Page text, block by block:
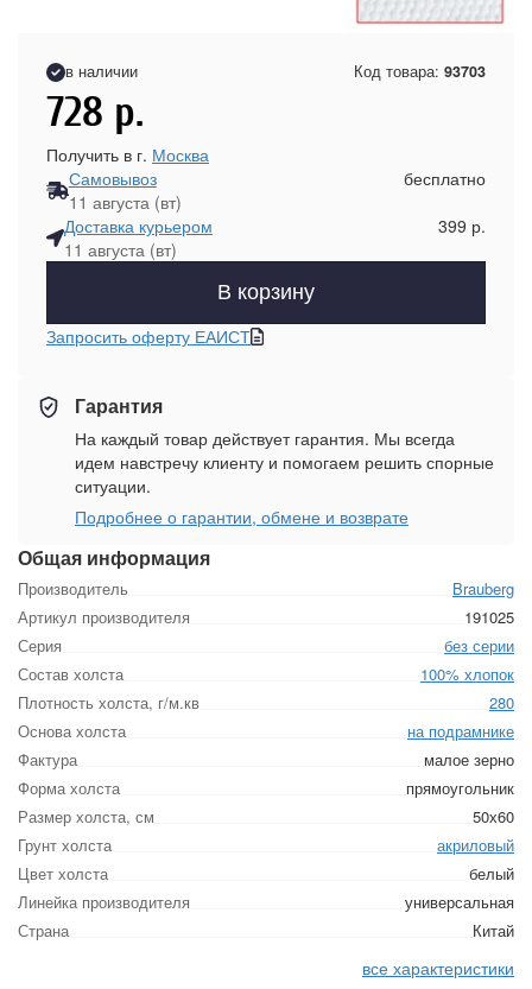
Общая информация
Производитель
Brauberg
Артикул производителя
191025
Серия
без серии
Состав холста
100% хлопок
Плотность холста, г/м.кв
280
Основа холста
на подрамнике
Фактура
малое зерно
Форма холста
прямоугольник
Размер холста, см
50х60
Грунт холста
акриловый
Цвет холста
белый
Линейка производителя
универсальная
Страна
Китай
все характеристики
в наличии Код товара: 93703
728 р.
Получить в г. Москва
Самовывоз
11 августа (вт)
бесплатно
Доставка курьером
11 августа (вт)
399 р.
В корзину
Запросить оферту ЕАИСТ
Гарантия
На каждый товар действует гарантия. Мы всегда
идем навстречу клиенту и помогаем решить спорные
ситуации.
Подробнее о гарантии, обмене и возврате